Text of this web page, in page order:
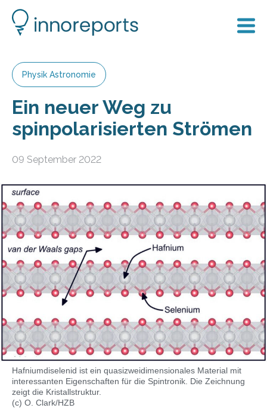
Physik Astronomie
Ein neuer Weg zu
spinpolarisierten Strömen
09 September 2022
Hafniumdiselenid ist ein quasizweidimensionales Material mit
interessanten Eigenschaften für die Spintronik. Die Zeichnung
zeigt die Kristallstruktur.
(c) O. Clark/HZB